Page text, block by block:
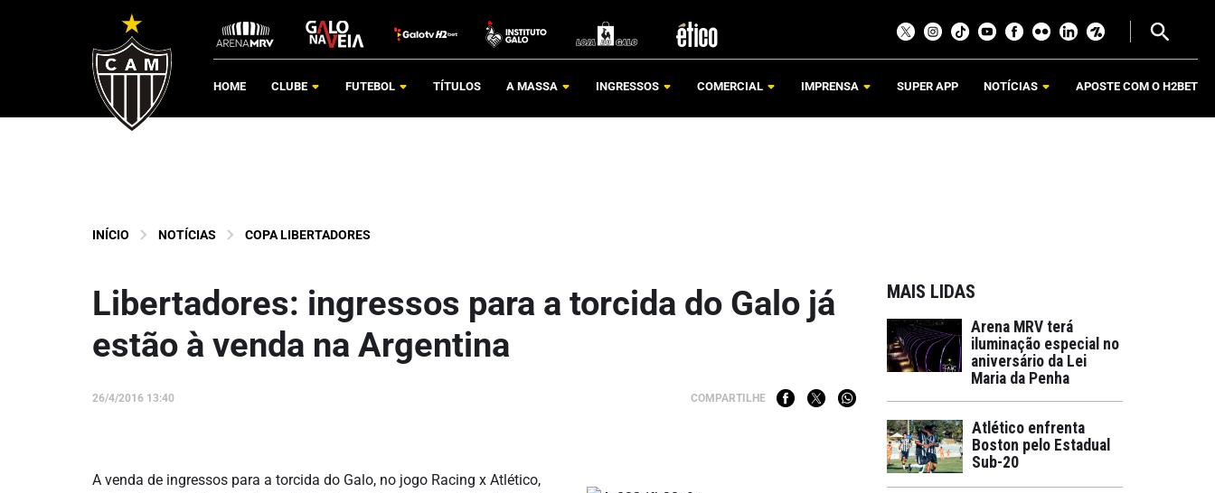
HOME CLUBE FUTEBOL TÍTULOS A MASSA INGRESSOS COMERCIAL IMPRENSA SUPER APP NOTÍCIAS APOSTE COM O H2BET
INÍCIO NOTÍCIAS COPA LIBERTADORES
Libertadores: ingressos para a torcida do Galo já
estão à venda na Argentina
26/4/2016 13:40 COMPARTILHE
A venda de ingressos para a torcida do Galo, no jogo Racing x Atlético,
MAIS LIDAS
Arena MRV terá
iluminação especial no
aniversário da Lei
Maria da Penha
Atlético enfrenta
Boston pelo Estadual
Sub-20